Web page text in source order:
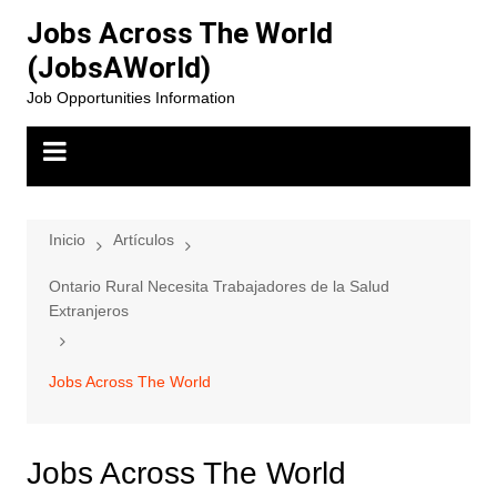
contenido
Jobs Across The World
(JobsAWorld)
Job Opportunities Information
Inicio Artículos
Ontario Rural Necesita Trabajadores de la Salud
Extranjeros
Jobs Across The World
Jobs Across The World